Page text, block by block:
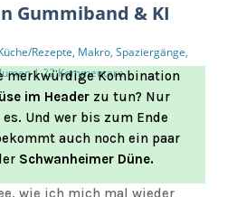
Gummiband & KI
Rezepte, Makro, Spaziergänge,
|22 Kommentare
merkwürdige Kombination
im Header zu tun? Nur
Und wer bis zum Ende
auch noch ein paar
Schwanheimer Düne.
wie ich mich mal wieder